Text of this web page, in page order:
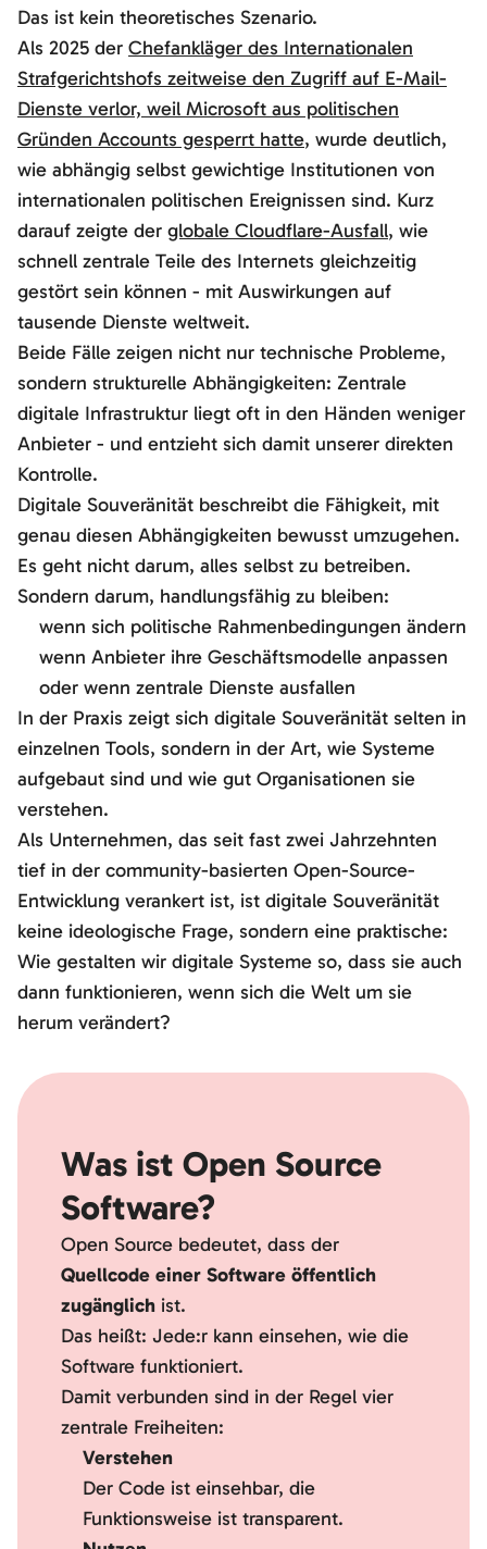
Das ist kein theoretisches Szenario.
Als 2025 der Chefankläger des Internationalen
Strafgerichtshofs zeitweise den Zugriff auf E-Mail-
Dienste verlor, weil Microsoft aus politischen
Gründen Accounts gesperrt hatte, wurde deutlich,
wie abhängig selbst gewichtige Institutionen von
internationalen politischen Ereignissen sind. Kurz
darauf zeigte der globale Cloudflare-Ausfall, wie
schnell zentrale Teile des Internets gleichzeitig
gestört sein können - mit Auswirkungen auf
tausende Dienste weltweit.
Beide Fälle zeigen nicht nur technische Probleme,
sondern strukturelle Abhängigkeiten: Zentrale
digitale Infrastruktur liegt oft in den Händen weniger
Anbieter - und entzieht sich damit unserer direkten
Kontrolle.
Digitale Souveränität beschreibt die Fähigkeit, mit
genau diesen Abhängigkeiten bewusst umzugehen.
Es geht nicht darum, alles selbst zu betreiben.
Sondern darum, handlungsfähig zu bleiben:
wenn sich politische Rahmenbedingungen ändern
wenn Anbieter ihre Geschäftsmodelle anpassen
oder wenn zentrale Dienste ausfallen
In der Praxis zeigt sich digitale Souveränität selten in
einzelnen Tools, sondern in der Art, wie Systeme
aufgebaut sind und wie gut Organisationen sie
verstehen.
Als Unternehmen, das seit fast zwei Jahrzehnten
tief in der community-basierten Open-Source-
Entwicklung verankert ist, ist digitale Souveränität
keine ideologische Frage, sondern eine praktische:
Wie gestalten wir digitale Systeme so, dass sie auch
dann funktionieren, wenn sich die Welt um sie
herum verändert?
Was ist Open Source
Software?
Open Source bedeutet, dass der
Quellcode einer Software öffentlich
zugänglich ist.
Das heißt: Jede:r kann einsehen, wie die
Software funktioniert.
Damit verbunden sind in der Regel vier
zentrale Freiheiten:
Verstehen
Der Code ist einsehbar, die
Funktionsweise ist transparent.